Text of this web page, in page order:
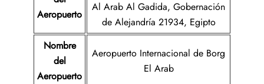
Aeropuerto
Al Arab Al Gadida, Gobernación
de Alejandría 21934, Egipto
Nombre
del
Aeropuerto
Aeropuerto Internacional de Borg
El Arab